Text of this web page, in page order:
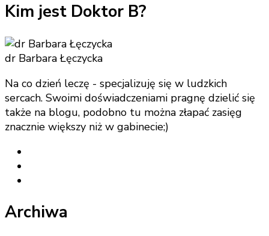
Kim jest Doktor B?
dr Barbara Łęczycka
Na co dzień leczę - specjalizuję się w ludzkich
sercach. Swoimi doświadczeniami pragnę dzielić się
także na blogu, podobno tu można złapać zasięg
znacznie większy niż w gabinecie;)
Archiwa